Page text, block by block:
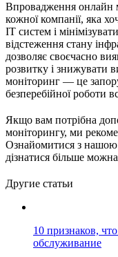
Впровадження онлайн
кожної компанії, яка
ІТ систем і
відстеження стану
дозволяє своєчасно
розвитку і знижувати
моніторинг — це
безперебійної роботи
Якщо вам потрібна
моніторингу, ми
Ознайомитися з
дізнатися більше
Другие статьи
10 признаков,
обслуживание